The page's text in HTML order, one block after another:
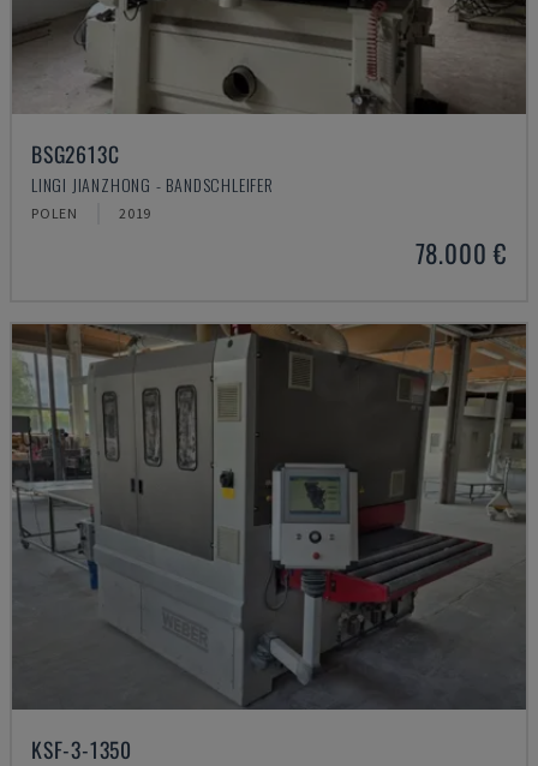
BSG2613C
LINGI JIANZHONG - BANDSCHLEIFER
POLEN 2019
78.000 €
KSF-3-1350